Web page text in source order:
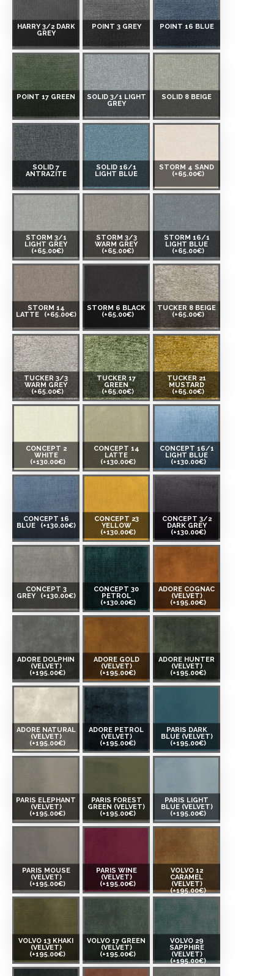
HARRY 3/2 DARK
GREY
POINT 3 GREY POINT 16 BLUE
POINT 17 GREEN
SOLID 3/1 LIGHT
GREY
SOLID 8 BEIGE
SOLID 7
ANTRAZITE
SOLID 16/1
LIGHT BLUE
STORM 4 SAND
(+65.00€)
STORM 3/1
LIGHT GREY
(+65.00€)
STORM 3/3
WARM GREY
(+65.00€)
STORM 16/1
LIGHT BLUE
(+65.00€)
STORM 14
LATTE
(+65.00€)
STORM 6 BLACK
(+65.00€)
TUCKER 8 BEIGE
(+65.00€)
TUCKER 3/3
WARM GREY
(+65.00€)
TUCKER 17
GREEN
(+65.00€)
TUCKER 21
MUSTARD
(+65.00€)
CONCEPT 2
WHITE
(+130.00€)
CONCEPT 14
LATTE
(+130.00€)
CONCEPT 16/1
LIGHT BLUE
(+130.00€)
CONCEPT 16
BLUE
(+130.00€)
CONCEPT 23
YELLOW
(+130.00€)
CONCEPT 3/2
DARK GREY
(+130.00€)
CONCEPT 3
GREY
(+130.00€)
CONCEPT 30
PETROL
(+130.00€)
ADORE COGNAC
(VELVET)
(+195.00€)
ADORE DOLPHIN
(VELVET)
(+195.00€)
ADORE GOLD
(VELVET)
(+195.00€)
ADORE HUNTER
(VELVET)
(+195.00€)
ADORE NATURAL
(VELVET)
(+195.00€)
ADORE PETROL
(VELVET)
(+195.00€)
PARIS DARK
BLUE (VELVET)
(+195.00€)
PARIS ELEPHANT
(VELVET)
(+195.00€)
PARIS FOREST
GREEN (VELVET)
(+195.00€)
PARIS LIGHT
BLUE (VELVET)
(+195.00€)
PARIS MOUSE
(VELVET)
(+195.00€)
PARIS WINE
(VELVET)
(+195.00€)
VOLVO 12
CARAMEL
(VELVET)
(+195.00€)
VOLVO 13 KHAKI
(VELVET)
(+195.00€)
VOLVO 17 GREEN
(VELVET)
(+195.00€)
VOLVO 29
SAPPHIRE
(VELVET)
(+195.00€)